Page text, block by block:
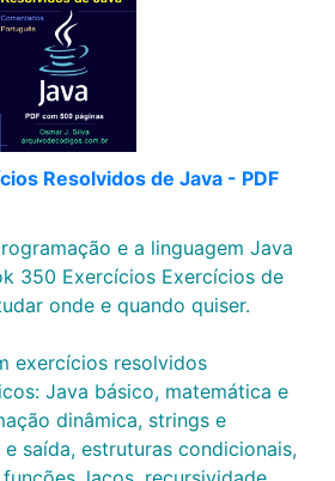
Resolvidos de Java - PDF
e a linguagem Java
350 Exercícios Exercícios de
onde e quando quiser.
exercícios resolvidos
Java básico, matemática e
dinâmica, strings e
saída, estruturas condicionais,